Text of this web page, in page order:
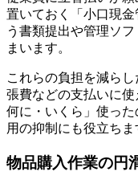
置いておく「小口現
う書類提出や管理ソ
まいます。
これらの負担を減ら
張費などの支払いに
何に・いくら」使っ
用の抑制にも役立ちま
物品購入作業の円